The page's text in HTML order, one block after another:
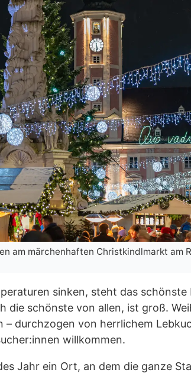
am märchenhaften Christkindlmarkt am
sinken, steht das schönste
die schönste von allen, ist groß.
– durchzogen von herrlichem
willkommen.
Jahr ein Ort, an dem die ganze